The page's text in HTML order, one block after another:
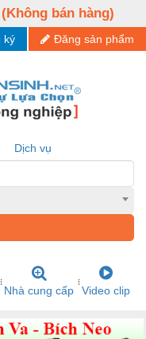
(Không bán hàng)
Đăng sản phẩm
ký
Dịch vụ
Nhà cung cấp Video clip